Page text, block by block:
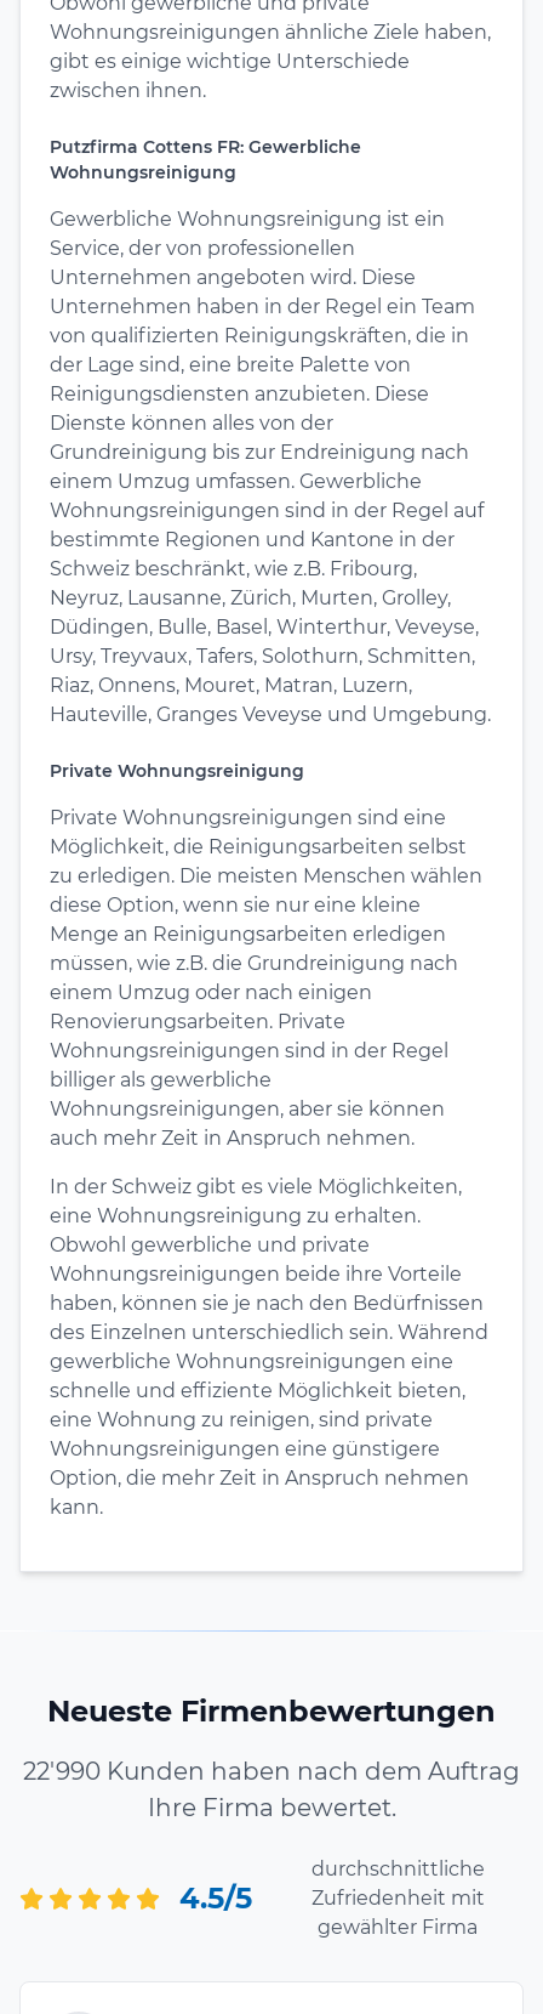
Wohnungsreinigungen ähnliche Ziele haben,
gibt es einige wichtige Unterschiede
zwischen ihnen.
Putzfirma Cottens FR: Gewerbliche
Wohnungsreinigung
Gewerbliche Wohnungsreinigung ist ein
Service, der von professionellen
Unternehmen angeboten wird. Diese
Unternehmen haben in der Regel ein Team
von qualifizierten Reinigungskräften, die in
der Lage sind, eine breite Palette von
Reinigungsdiensten anzubieten. Diese
Dienste können alles von der
Grundreinigung bis zur Endreinigung nach
einem Umzug umfassen. Gewerbliche
Wohnungsreinigungen sind in der Regel auf
bestimmte Regionen und Kantone in der
Schweiz beschränkt, wie z.B. Fribourg,
Neyruz, Lausanne, Zürich, Murten, Grolley,
Düdingen, Bulle, Basel, Winterthur, Veveyse,
Ursy, Treyvaux, Tafers, Solothurn, Schmitten,
Riaz, Onnens, Mouret, Matran, Luzern,
Hauteville, Granges Veveyse und Umgebung.
Private Wohnungsreinigung
Private Wohnungsreinigungen sind eine
Möglichkeit, die Reinigungsarbeiten selbst
zu erledigen. Die meisten Menschen wählen
diese Option, wenn sie nur eine kleine
Menge an Reinigungsarbeiten erledigen
müssen, wie z.B. die Grundreinigung nach
einem Umzug oder nach einigen
Renovierungsarbeiten. Private
Wohnungsreinigungen sind in der Regel
billiger als gewerbliche
Wohnungsreinigungen, aber sie können
auch mehr Zeit in Anspruch nehmen.
In der Schweiz gibt es viele Möglichkeiten,
eine Wohnungsreinigung zu erhalten.
Obwohl gewerbliche und private
Wohnungsreinigungen beide ihre Vorteile
haben, können sie je nach den Bedürfnissen
des Einzelnen unterschiedlich sein. Während
gewerbliche Wohnungsreinigungen eine
schnelle und effiziente Möglichkeit bieten,
eine Wohnung zu reinigen, sind private
Wohnungsreinigungen eine günstigere
Option, die mehr Zeit in Anspruch nehmen
kann.
Neueste Firmenbewertungen
22'990 Kunden haben nach dem Auftrag
Ihre Firma bewertet.
4.5/5
durchschnittliche
Zufriedenheit mit
gewählter Firma